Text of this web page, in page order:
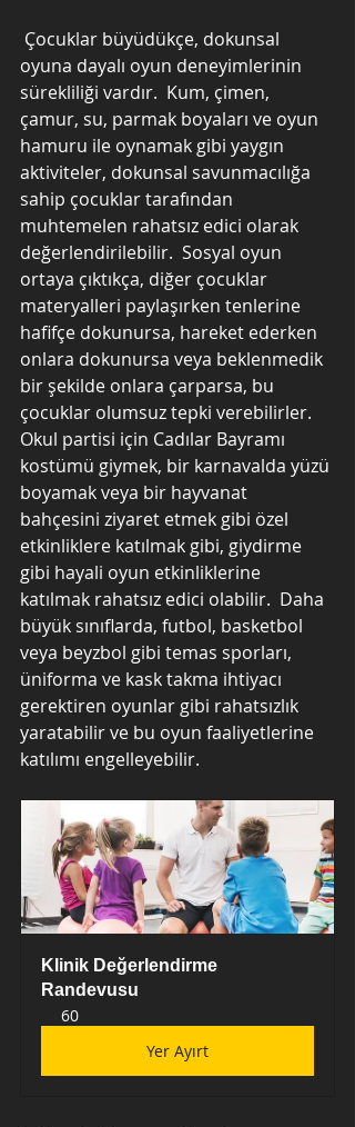
oyuna dayalı oyun deneyimlerinin
sürekliliği vardır.  Kum, çimen,
çamur, su, parmak boyaları ve oyun
hamuru ile oynamak gibi yaygın
aktiviteler, dokunsal savunmacılığa
sahip çocuklar tarafından
muhtemelen rahatsız edici olarak
değerlendirilebilir.  Sosyal oyun
ortaya çıktıkça, diğer çocuklar
materyalleri paylaşırken tenlerine
hafifçe dokunursa, hareket ederken
onlara dokunursa veya beklenmedik
bir şekilde onlara çarparsa, bu
çocuklar olumsuz tepki verebilirler.
Okul partisi için Cadılar Bayramı
kostümü giymek, bir karnavalda yüzü
boyamak veya bir hayvanat
bahçesini ziyaret etmek gibi özel
etkinliklere katılmak gibi, giydirme
gibi hayali oyun etkinliklerine
katılmak rahatsız edici olabilir.  Daha
büyük sınıflarda, futbol, ​​​​basketbol
veya beyzbol gibi temas sporları,
üniforma ve kask takma ihtiyacı
gerektiren oyunlar gibi rahatsızlık
yaratabilir ve bu oyun faaliyetlerine
katılımı engelleyebilir.
Klinik Değerlendirme
Randevusu
60
Yer Ayırt